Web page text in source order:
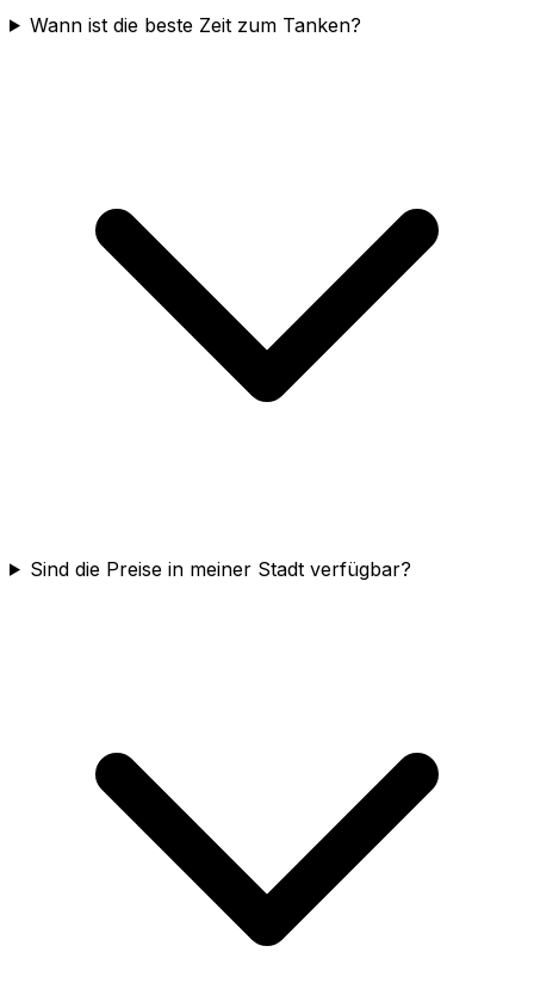
Wann ist die beste Zeit zum Tanken?
Sind die Preise in meiner Stadt verfügbar?